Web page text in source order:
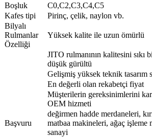
Boşluk
C0,C2,C3,C4,C5
Kafes tipi
Pirinç, çelik, naylon vb.
Bilyalı
Rulmanlar
Özelliği
Yüksek kalite ile uzun ömürlü
JITO rulmanının kalitesini sıkı
düşük gürültü
Gelişmiş yüksek teknik tasarım
En değerli olan rekabetçi fiyat
Müşterilerin gereksinimlerini
OEM hizmeti
Başvuru
değirmen hadde merdaneleri,
matbaa makineleri, ağaç işleme
sanayi